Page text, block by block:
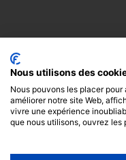
Nous utilisons des
Nous pouvons les placer
améliorer notre site Web,
vivre une expérience
que nous utilisons, ouvrez les